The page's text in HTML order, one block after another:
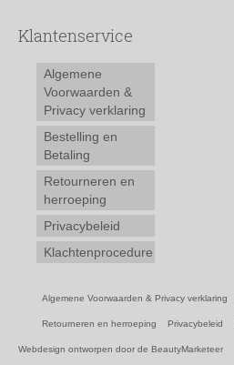
Klantenservice
Algemene
Voorwaarden &
Privacy verklaring
Bestelling en
Betaling
Retourneren en
herroeping
Privacybeleid
Klachtenprocedure
Algemene Voorwaarden & Privacy verklaring
Retourneren en herroeping Privacybeleid
Webdesign ontworpen door de BeautyMarketeer